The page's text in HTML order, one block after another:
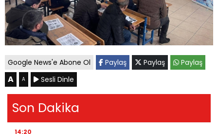
Google News'e Abone Ol Paylaş Paylaş Paylaş
A A Sesli Dinle
Son Dakika
14:20